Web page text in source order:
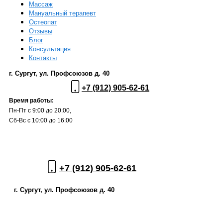
Массаж
Мануальный терапевт
Остеопат
Отзывы
Блог
Консультация
Контакты
г. Сургут, ул. Профсоюзов д. 40
+7 (912) 905-62-61
Время работы:
Пн-Пт с 9:00 до 20:00,
Сб-Вс с 10:00 до 16:00
+7 (912) 905-62-61
г. Сургут, ул. Профсоюзов д. 40